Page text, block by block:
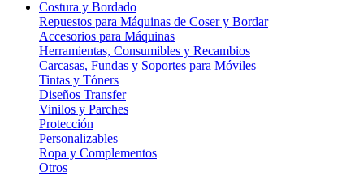
Costura y Bordado
Repuestos para Máquinas de Coser y Bordar
Accesorios para Máquinas
Herramientas, Consumibles y Recambios
Carcasas, Fundas y Soportes para Móviles
Tintas y Tóners
Diseños Transfer
Vinilos y Parches
Protección
Personalizables
Ropa y Complementos
Otros